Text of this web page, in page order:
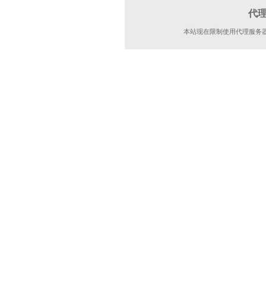
代
本站现在限制使用代理服务